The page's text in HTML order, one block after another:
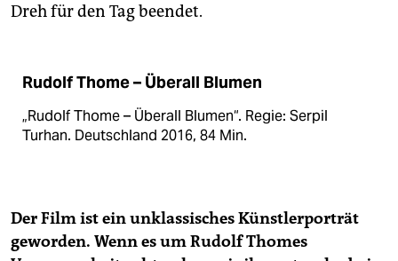
Dreh für den Tag beendet.
Rudolf Thome – Überall Blumen
„Rudolf Thome – Überall Blumen“. Regie: Serpil
Turhan. Deutschland 2016, 84 Min.
Der Film ist ein unklassisches Künstlerporträt
geworden. Wenn es um Rudolf Thomes